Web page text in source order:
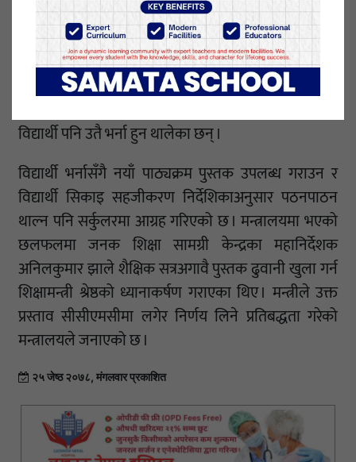
विद्यालय परिवर्तन गर्न चाहने बालबालिकालाई
स्थानान्तरणको प्रमाणपत्र दिनसमेत निर्देशन दिएको छ । गत
वर्ष निजी विद्यालयका करिब २ लाख विद्यार्थी सामुदायिक
विद्यालयमा स्थानान्तरण भएको अनुमान छ । अभिभावकहरू
विद्यार्थी पनि उतै भर्ना हुन थालेका छन् ।
विद्यार्थी भर्नासँगै नयाँ पाठ्यक्रम पुस्तक उपलब्ध गराउन र
विद्यार्थी सिकाइ सहजीकरण निर्देशिकाअनुसार पठनपाठन
थाल्न पनि सर्कुलरमा आग्रह गरिएको छ । मन्त्रालयमा भएको
छलफलमा जनक शिक्षा सामग्री केन्द्रका महानिर्देशक
अनिलकुमार झाले शैक्षिक सत्रअगावै पुस्तक ढुवानी खुला गर्न
शिक्षामन्त्री श्रेष्ठको ध्यानाकर्षण गराएका थिए । मन्त्रीले उक्त
प्रस्ताव सीसीएमसीमा लगेर निर्णय लिने प्रतिबद्धता गरेको
मन्त्रालयले जनाएको छ ।
२५ जेष्ठ २०७८, मंगलवार प्रकाशित